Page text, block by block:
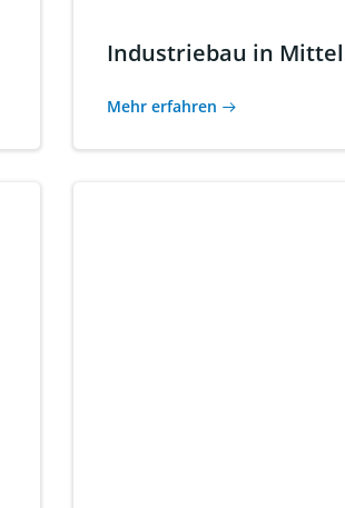
Industriebau in
Mehr erfahren